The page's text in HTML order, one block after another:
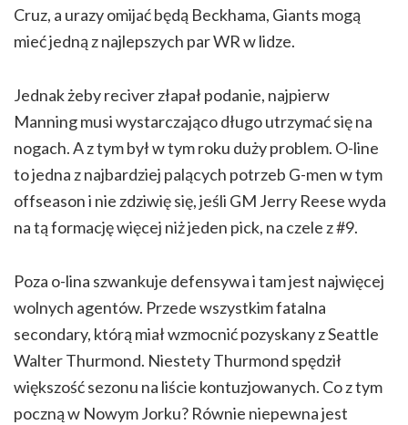
Cruz, a urazy omijać będą Beckhama, Giants mogą
mieć jedną z najlepszych par WR w lidze.
Jednak żeby reciver złapał podanie, najpierw
Manning musi wystarczająco długo utrzymać się na
nogach. A z tym był w tym roku duży problem. O-line
to jedna z najbardziej palących potrzeb G-men w tym
offseason i nie zdziwię się, jeśli GM Jerry Reese wyda
na tą formację więcej niż jeden pick, na czele z #9.
Poza o-lina szwankuje defensywa i tam jest najwięcej
wolnych agentów. Przede wszystkim fatalna
secondary, którą miał wzmocnić pozyskany z Seattle
Walter Thurmond. Niestety Thurmond spędził
większość sezonu na liście kontuzjowanych. Co z tym
poczną w Nowym Jorku? Równie niepewna jest